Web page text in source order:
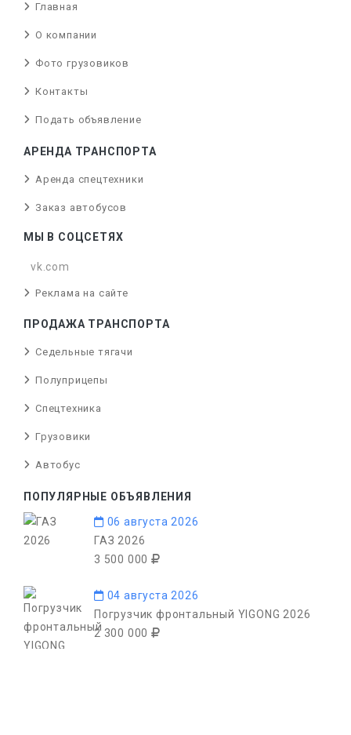
Главная
О компании
Фото грузовиков
Контакты
Подать объявление
АРЕНДА ТРАНСПОРТА
Аренда спецтехники
Заказ автобусов
МЫ В СОЦСЕТЯХ
vk.com
Реклама на сайте
ПРОДАЖА ТРАНСПОРТА
Седельные тягачи
Полуприцепы
Спецтехника
Грузовики
Автобус
ПОПУЛЯРНЫЕ ОБЪЯВЛЕНИЯ
06 августа 2026
ГАЗ 2026
3 500 000
04 августа 2026
Погрузчик фронтальный YIGONG 2026
2 300 000